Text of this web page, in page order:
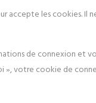
accepte les cookies. Il
de connexion et
», votre cookie de